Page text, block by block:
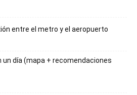
entre el metro y el aeropuerto
un día (mapa + recomendaciones